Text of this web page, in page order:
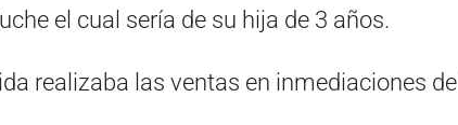
el cual sería de su hija de 3 años.
realizaba las ventas en inmediaciones del